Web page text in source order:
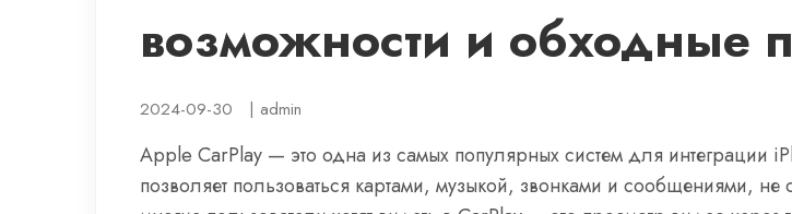
возможности и обходные
2024-09-30 | admin
Apple CarPlay — это одна из самых популярных систем для интеграции
позволяет пользоваться картами, музыкой, звонками и сообщениями,